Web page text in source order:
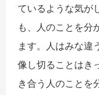
ているような気が
も、人のことを分
ます。人はみな違
像し切ることはき
き合う人のことを